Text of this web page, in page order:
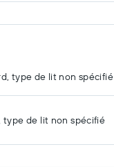
type de lit non spécifié
type de lit non spécifié